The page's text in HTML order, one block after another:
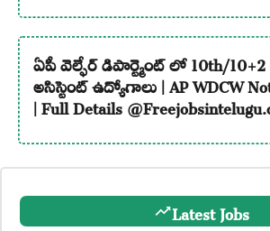
ఏపీ వెల్ఫేర్ డిపార్ట్మెంట్ లో 10th/
అసిస్టెంట్ ఉద్యోగాలు | AP WDCW
| Full Details
Latest Jobs